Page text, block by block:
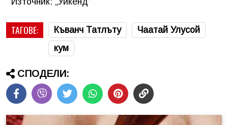
ТАГОВЕ: Къванч Татлъту
Чаатай Улусой
кум
СПОДЕЛИ: